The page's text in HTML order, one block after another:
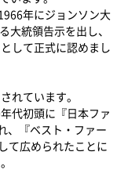
年にジョンソン大
統領告示を出し、
して正式に認めまし
れています。
代初頭に『日本ファ
、『ベスト・ファー
て広められたことに